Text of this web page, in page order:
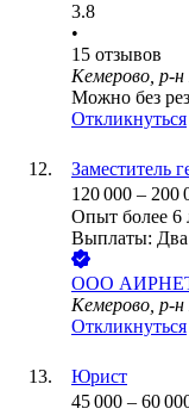
3.8
•
15 отзывов
Кемерово, р-
Можно без
Откликнуться
Заместитель
120 000 – 200
Опыт более 6
Выплаты: Два
ООО
Кемерово, р-
Откликнуться
Юрист
45 000 – 60